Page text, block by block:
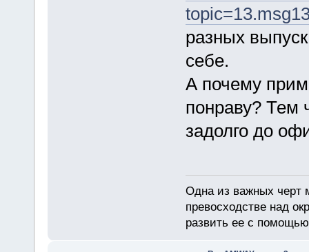
разных
себе.
А почему
понраву? Тем
задолго до
Одна из важных черт
превосходстве над
развить ее с